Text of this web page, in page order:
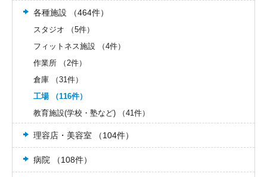
各種施設 （464件）
スタジオ （5件）
フィットネス施設 （4件）
作業所 （2件）
倉庫 （31件）
工場 （116件）
教育施設(学校・塾など) （41件）
理容店・美容室 （104件）
病院 （108件）